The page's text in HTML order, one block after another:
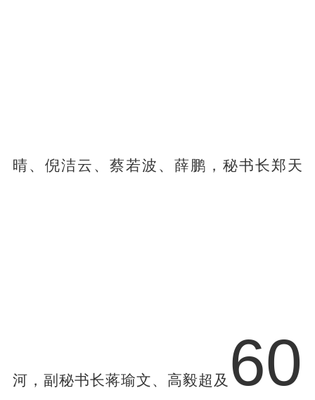
晴、倪洁云、蔡若波、薛鹏，秘书长郑天
河，副秘书长蒋瑜文、高毅超及 60